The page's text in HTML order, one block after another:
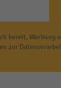
bereit, Werbung
zur